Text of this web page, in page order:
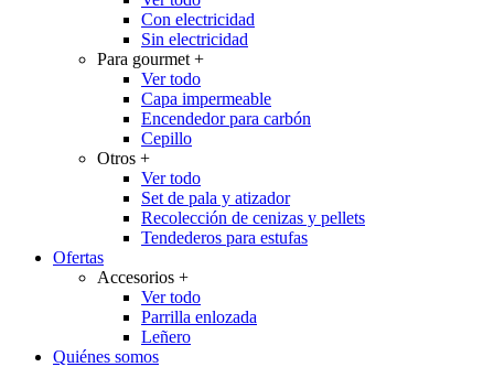
Con electricidad
Sin electricidad
Para gourmet +
Ver todo
Capa impermeable
Encendedor para carbón
Cepillo
Otros +
Ver todo
Set de pala y atizador
Recolección de cenizas y pellets
Tendederos para estufas
Ofertas
Accesorios +
Ver todo
Parrilla enlozada
Leñero
Quiénes somos